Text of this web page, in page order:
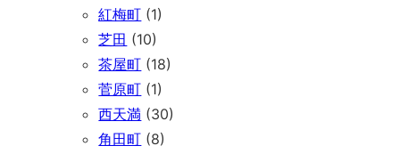
紅梅町 (1)
芝田 (10)
茶屋町 (18)
菅原町 (1)
西天満 (30)
角田町 (8)